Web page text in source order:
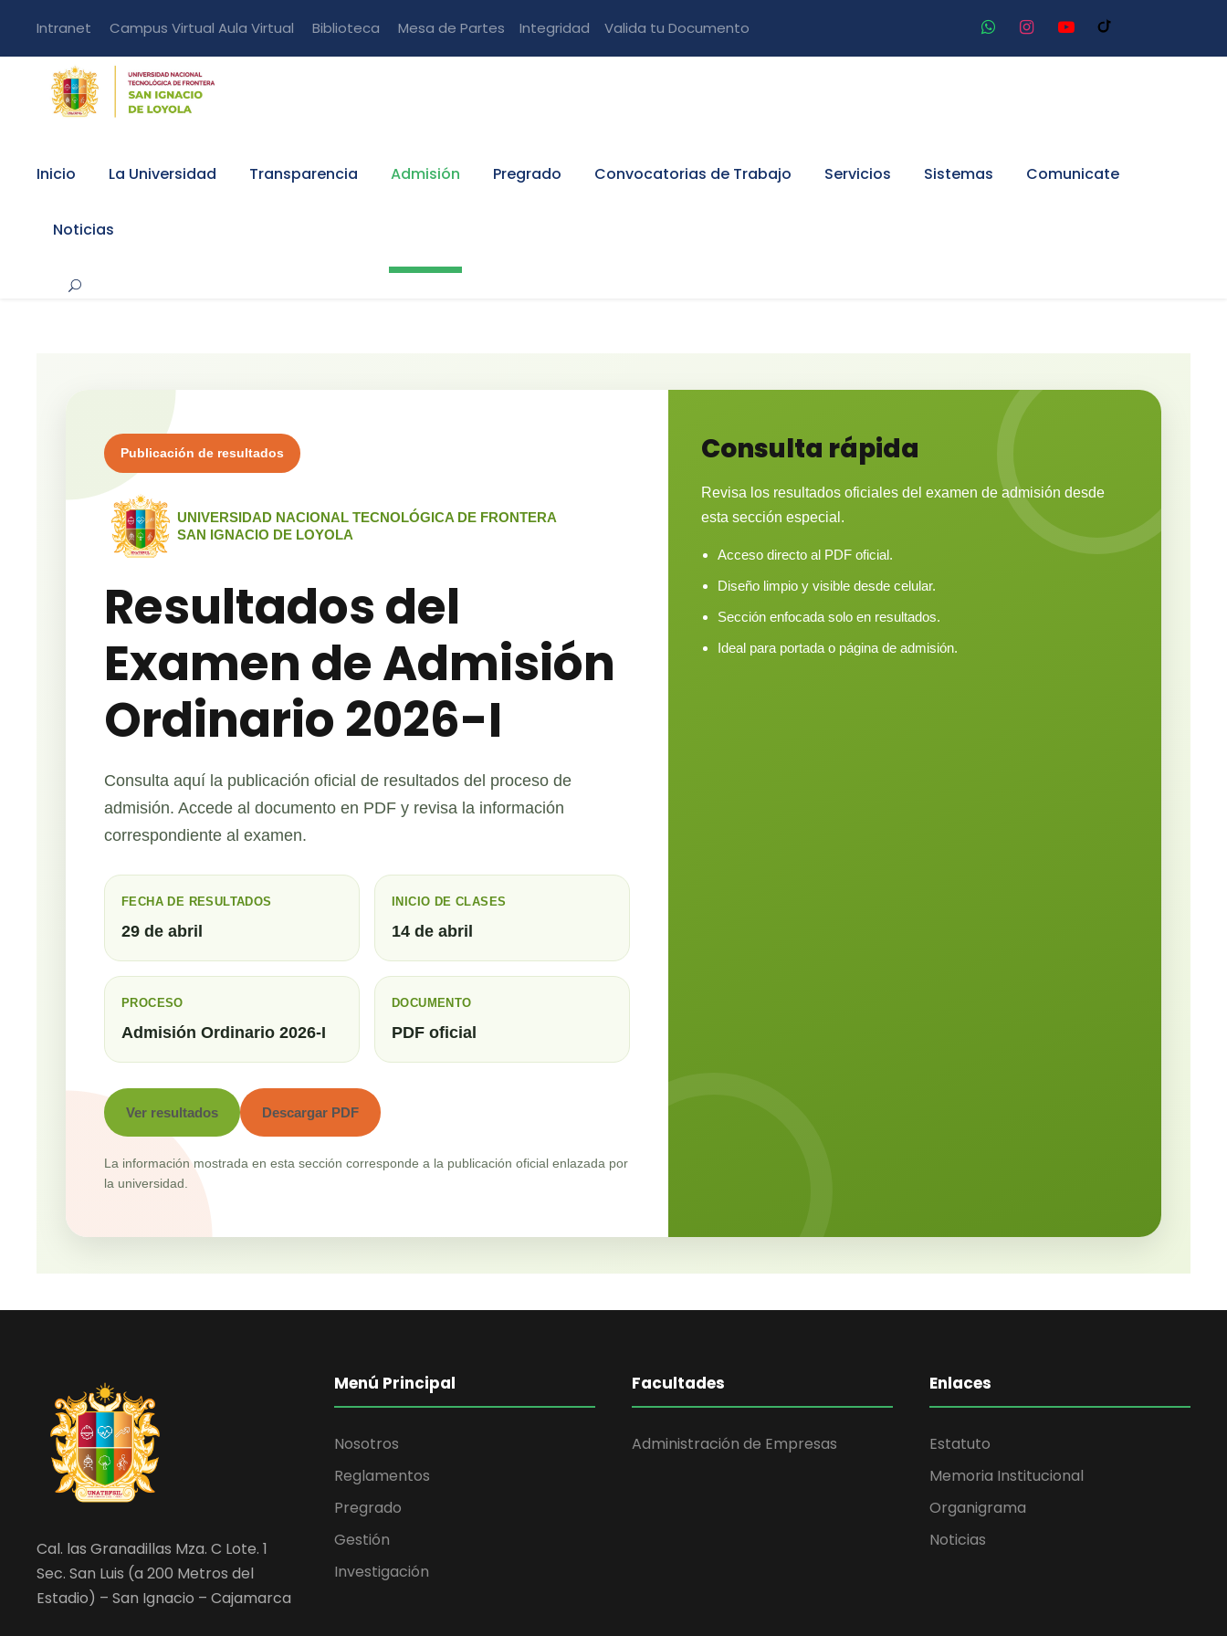
Intranet Campus Virtual Aula Virtual Biblioteca Mesa de Partes Integridad Valida tu Documento
Inicio La Universidad Transparencia Admisión Pregrado Convocatorias de Trabajo Servicios Sistemas Comunicate
Noticias
Publicación de resultados
UNIVERSIDAD NACIONAL TECNOLÓGICA DE FRONTERA
SAN IGNACIO DE LOYOLA
Resultados del
Examen de Admisión
Ordinario 2026-I
Consulta aquí la publicación oficial de resultados del proceso de
admisión. Accede al documento en PDF y revisa la información
correspondiente al examen.
FECHA DE RESULTADOS
29 de abril
INICIO DE CLASES
14 de abril
PROCESO
Admisión Ordinario 2026-I
DOCUMENTO
PDF oficial
Ver resultados Descargar PDF
La información mostrada en esta sección corresponde a la publicación oficial enlazada por
la universidad.
Consulta rápida
Revisa los resultados oficiales del examen de admisión desde
esta sección especial.
Acceso directo al PDF oficial.
Diseño limpio y visible desde celular.
Sección enfocada solo en resultados.
Ideal para portada o página de admisión.
Cal. las Granadillas Mza. C Lote. 1
Sec. San Luis (a 200 Metros del
Estadio) – San Ignacio – Cajamarca
Menú Principal
Nosotros
Reglamentos
Pregrado
Gestión
Investigación
Facultades
Administración de Empresas
Enlaces
Estatuto
Memoria Institucional
Organigrama
Noticias